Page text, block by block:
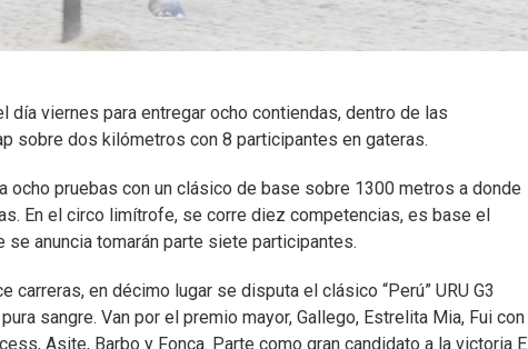
viernes para entregar ocho contiendas, dentro de las
sobre dos kilómetros con 8 participantes en gateras.
ocho pruebas con un clásico de base sobre 1300 metros a donde
En el circo limítrofe, se corre diez competencias, es base el
se anuncia tomarán parte siete participantes.
carreras, en décimo lugar se disputa el clásico “Perú” URU G3
sangre. Van por el premio mayor, Gallego, Estrelita Mia, Fui con
Asite, Barbo y Fonca. Parte como gran candidato a la victoria El